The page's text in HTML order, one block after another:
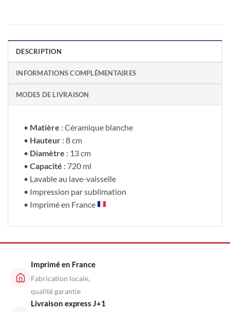
DESCRIPTION
INFORMATIONS COMPLÉMENTAIRES
MODES DE LIVRAISON
• Matière : Céramique blanche
• Hauteur : 8 cm
• Diamètre : 13 cm
• Capacité : 720 ml
• Lavable au lave-vaisselle
• Impression par sublimation
• Imprimé en France
Imprimé en France
Fabrication locale,
qualité garantie
Livraison express J+1